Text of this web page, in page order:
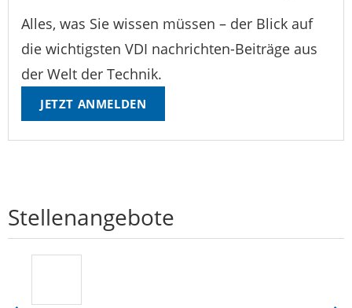
Alles, was Sie wissen müssen – der Blick auf
die wichtigsten VDI nachrichten-Beiträge aus
der Welt der Technik.
JETZT ANMELDEN
Stellenangebote